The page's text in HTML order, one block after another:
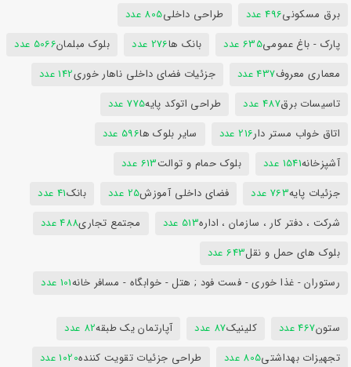
برق مسکونی496 عدد طراحی داخلی805 عدد
پارک - باغ عمومی635 عدد بانک ها276 عدد بلوک مبلمان5066 عدد
معماری معروف437 عدد جزئیات فضای داخلی ناهار خوری142 عدد
تاسیسات برق487 عدد طراحی اتوکد پایه775 عدد
اتاق خواب مستر دار216 عدد سایر بلوک ها596 عدد
آشپزخانه1541 عدد بلوک حمام و توالت613 عدد
جزئیات پایه763 عدد فضای داخلی آموزش25 عدد بانک41 عدد
شرکت ، دفتر کار ، سازمان ، اداره513 عدد مجتمع تجاری488 عدد
بلوک های حمل و نقل643 عدد
رستوران - غذا خوری - فست فود ; هتل - خوابگاه - مسافر خانه101 عدد
ستون467 عدد کلینیک87 عدد آپارتمان یک طبقه82 عدد
تجهیزات بهداشتی805 عدد طراحی جزئیات تقویت کننده1020 عدد